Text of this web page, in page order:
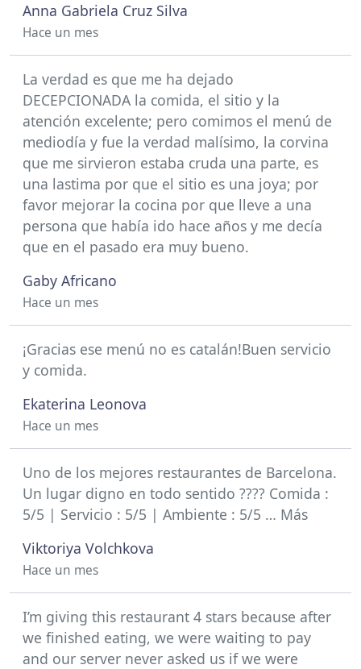
Anna Gabriela Cruz Silva
Hace un mes
La verdad es que me ha dejado
DECEPCIONADA la comida, el sitio y la
atención excelente; pero comimos el menú de
mediodía y fue la verdad malísimo, la corvina
que me sirvieron estaba cruda una parte, es
una lastima por que el sitio es una joya; por
favor mejorar la cocina por que lleve a una
persona que había ido hace años y me decía
que en el pasado era muy bueno.
Gaby Africano
Hace un mes
¡Gracias ese menú no es catalán!Buen servicio
y comida.
Ekaterina Leonova
Hace un mes
Uno de los mejores restaurantes de Barcelona.
Un lugar digno en todo sentido ???? Comida :
5/5 | Servicio : 5/5 | Ambiente : 5/5 … Más
Viktoriya Volchkova
Hace un mes
I’m giving this restaurant 4 stars because after
we finished eating, we were waiting to pay
and our server never asked us if we were